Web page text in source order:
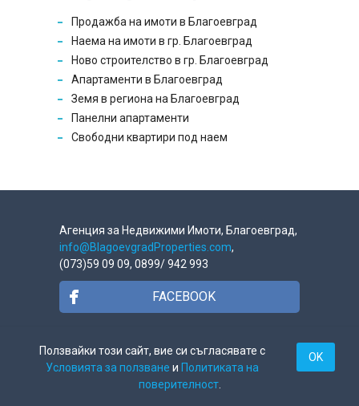
Продажба на имоти в Благоевград
Наема на имоти в гр. Благоевград
Ново строителство в гр. Благоевград
Апартаменти в Благоевград
Земя в региона на Благоевград
Панелни апартаменти
Свободни квартири под наем
Агенция за Недвижими Имоти, Благоевград,
info@BlagoevgradProperties.com,
(073)59 09 09, 0899/ 942 993
FACEBOOK
GOOGLE +
OK
Ползвайки този сайт, вие си съгласявате с
Условията за ползване и Политиката на
поверителност.